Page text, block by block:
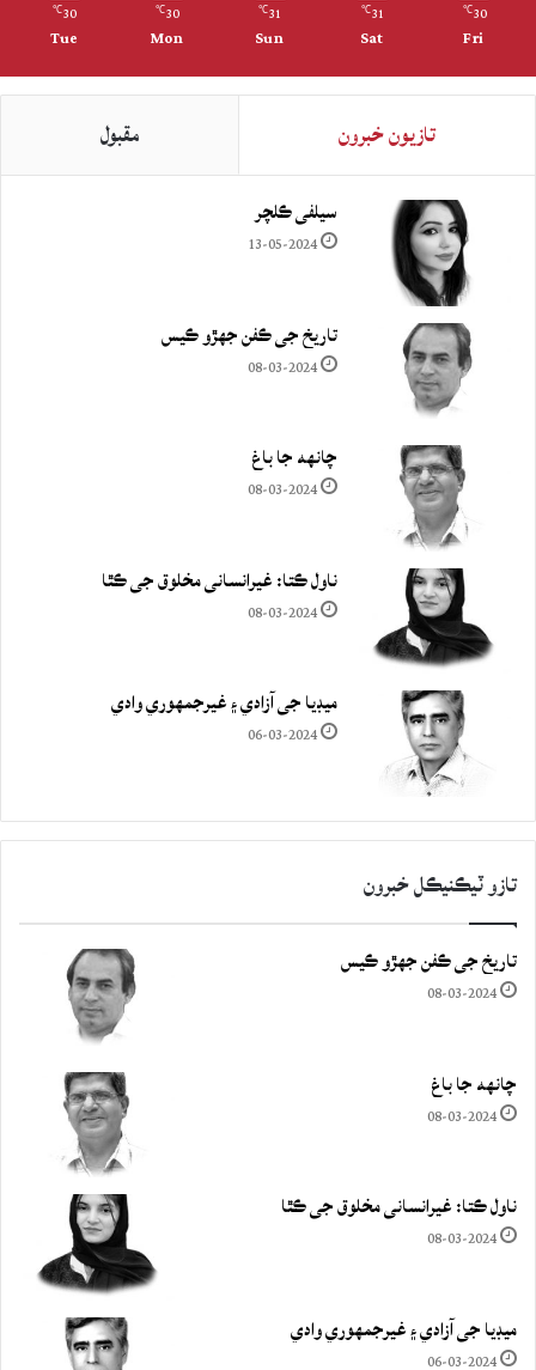
30
℃
Fri
31
℃
Sat
31
℃
Sun
30
℃
Mon
30
℃
Tue
تازيون خبرون مقبول
سيلفي ڪلچر
13-05-2024
تاريخ جي ڪفن جھڙو ڪيس
08-03-2024
چانهه جا باغ
08-03-2024
ناول ڪتا: غيرانساني مخلوق جي ڪٿا
08-03-2024
ميڊيا جي آزادي ۽ غيرجمھوري وادي
06-03-2024
تازو ٽيڪنيڪل خبرون
تاريخ جي ڪفن جھڙو ڪيس
08-03-2024
چانهه جا باغ
08-03-2024
ناول ڪتا: غيرانساني مخلوق جي ڪٿا
08-03-2024
ميڊيا جي آزادي ۽ غيرجمھوري وادي
06-03-2024